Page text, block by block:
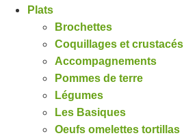
Plats
Brochettes
Coquillages et crustacés
Accompagnements
Pommes de terre
Légumes
Les Basiques
Oeufs omelettes tortillas